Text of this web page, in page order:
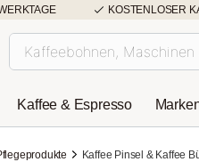
KOSTENLOSER
Kaffee & Espresso
Kaffee Pinsel & Kaffee